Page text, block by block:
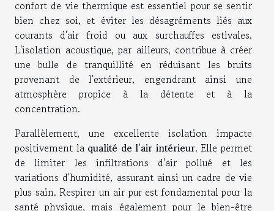
confort de vie thermique est essentiel pour se sentir
bien chez soi, et éviter les désagréments liés aux
courants d'air froid ou aux surchauffes estivales.
L'isolation acoustique, par ailleurs, contribue à créer
une bulle de tranquillité en réduisant les bruits
provenant de l'extérieur, engendrant ainsi une
atmosphère propice à la détente et à la
concentration.
Parallèlement, une excellente isolation impacte
positivement la qualité de l'air intérieur. Elle permet
de limiter les infiltrations d'air pollué et les
variations d'humidité, assurant ainsi un cadre de vie
plus sain. Respirer un air pur est fondamental pour la
santé physique, mais également pour le bien-être